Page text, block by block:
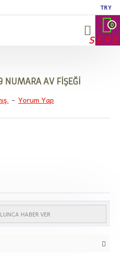
TRY
0
NUMARA AV FİŞEĞİ
- Yorum Yap
HABER VER